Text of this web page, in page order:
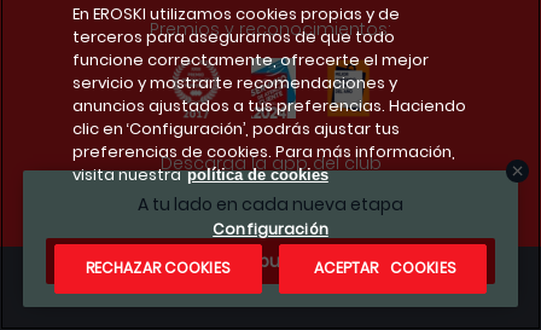
A tu lado en cada nueva etapa
¿Te apuntas?
Premios y reconocimientos:
Descarga la app del club
Condiciones legales
En EROSKI utilizamos cookies propias y de
terceros para asegurarnos de que todo
funcione correctamente, ofrecerte el mejor
servicio y mostrarte recomendaciones y
anuncios ajustados a tus preferencias. Haciendo
clic en ‘Configuración’, podrás ajustar tus
preferencias de cookies. Para más información,
visita nuestra política de cookies
Configuración
RECHAZAR COOKIES
ACEPTAR COOKIES